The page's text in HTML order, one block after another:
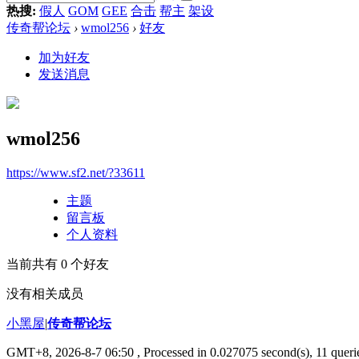
热搜: 假人 GOM GEE 合击 帮主 架设
传奇帮论坛 › wmol256 › 好友
加为好友
发送消息
wmol256
https://www.sf2.net/?33611
主题
留言板
个人资料
当前共有 0 个好友
没有相关成员
小黑屋|传奇帮论坛
GMT+8, 2026-8-7 06:50 , Processed in 0.027075 second(s), 11